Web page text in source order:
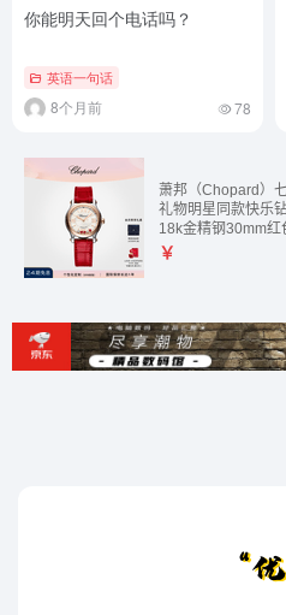
你能明天回个电话吗？
英语一句话
8个月前 78